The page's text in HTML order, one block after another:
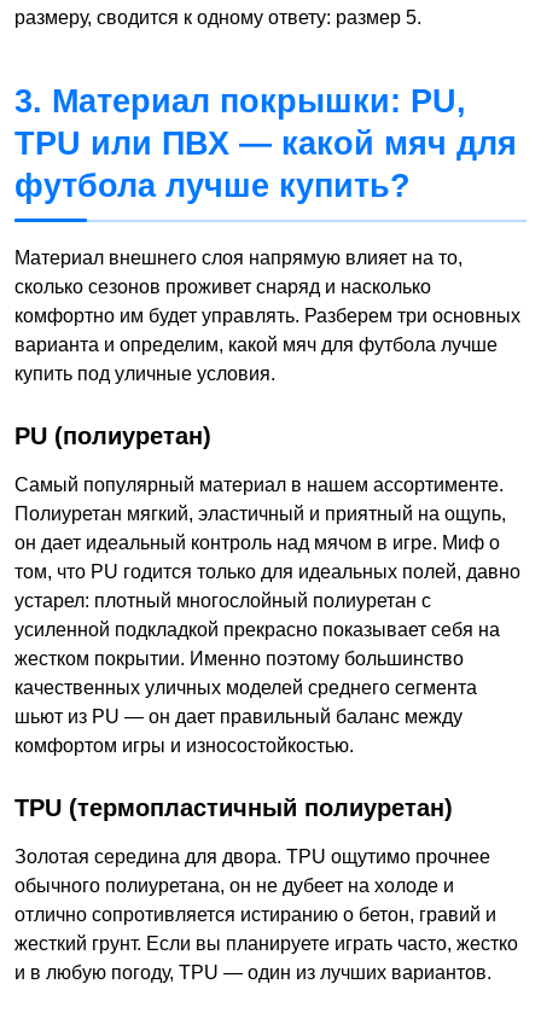
размеру, сводится к одному ответу: размер 5.
3. Материал покрышки: PU,
TPU или ПВХ — какой мяч для
футбола лучше купить?
Материал внешнего слоя напрямую влияет на то,
сколько сезонов проживет снаряд и насколько
комфортно им будет управлять. Разберем три основных
варианта и определим, какой мяч для футбола лучше
купить под уличные условия.
PU (полиуретан)
Самый популярный материал в нашем ассортименте.
Полиуретан мягкий, эластичный и приятный на ощупь,
он дает идеальный контроль над мячом в игре. Миф о
том, что PU годится только для идеальных полей, давно
устарел: плотный многослойный полиуретан с
усиленной подкладкой прекрасно показывает себя на
жестком покрытии. Именно поэтому большинство
качественных уличных моделей среднего сегмента
шьют из PU — он дает правильный баланс между
комфортом игры и износостойкостью.
TPU (термопластичный полиуретан)
Золотая середина для двора. TPU ощутимо прочнее
обычного полиуретана, он не дубеет на холоде и
отлично сопротивляется истиранию о бетон, гравий и
жесткий грунт. Если вы планируете играть часто, жестко
и в любую погоду, TPU — один из лучших вариантов.